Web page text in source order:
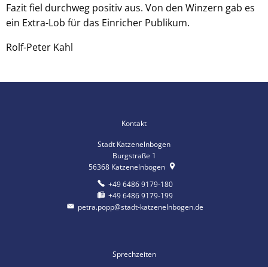
Fazit fiel durchweg positiv aus. Von den Winzern gab es
ein Extra-Lob für das Einricher Publikum.
Rolf-Peter Kahl
Kontakt
Stadt Katzenelnbogen
Burgstraße 1
56368 Katzenelnbogen
+49 6486 9179-180
+49 6486 9179-199
petra.popp@stadt-katzenelnbogen.de
Sprechzeiten